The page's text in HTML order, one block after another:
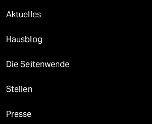
Aktuelles
Hausblog
Die Seitenwende
Stellen
Presse